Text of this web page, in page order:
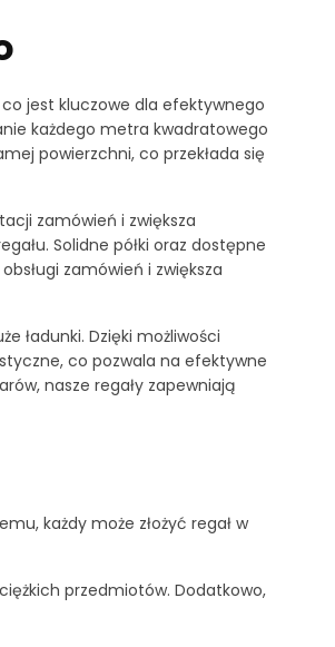
jest kluczowe dla efektywnego
każdego metra kwadratowego
powierzchni, co przekłada się
zamówień i zwiększa
Solidne półki oraz dostępne
zamówień i zwiększa
ładunki. Dzięki możliwości
co pozwala na efektywne
nasze regały zapewniają
każdy może złożyć regał w
przedmiotów. Dodatkowo,